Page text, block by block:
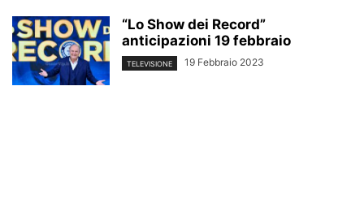
“Lo Show dei Record”
anticipazioni 19 febbraio
TELEVISIONE 19 Febbraio 2023